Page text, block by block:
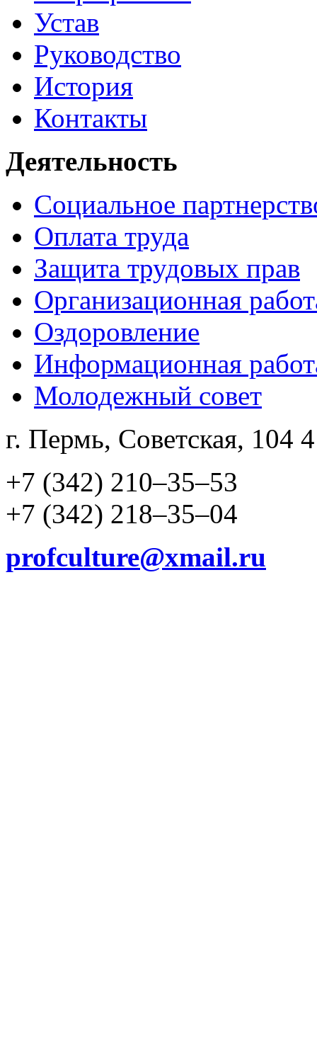
Устав
Руководство
История
Контакты
Деятельность
Социальное
Оплата труда
Защита трудовых прав
Организационная
Оздоровление
Информационная
Молодежный совет
г. Пермь, Советская, 104
+7 (342) 210–35–53
+7 (342) 218–35–04
profculture@xmail.ru